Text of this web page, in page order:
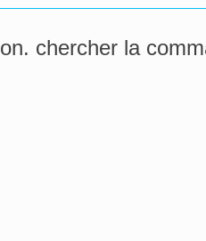
chercher la